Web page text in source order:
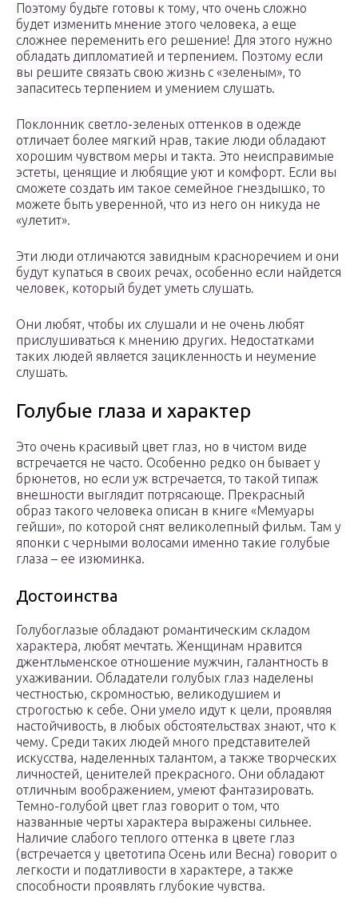
Поэтому будьте готовы к тому, что очень сложно
будет изменить мнение этого человека, а еще
сложнее переменить его решение! Для этого нужно
обладать дипломатией и терпением. Поэтому если
вы решите связать свою жизнь с «зеленым», то
запаситесь терпением и умением слушать.
Поклонник светло-зеленых оттенков в одежде
отличает более мягкий нрав, такие люди обладают
хорошим чувством меры и такта. Это неисправимые
эстеты, ценящие и любящие уют и комфорт. Если вы
сможете создать им такое семейное гнездышко, то
можете быть уверенной, что из него он никуда не
«улетит».
Эти люди отличаются завидным красноречием и они
будут купаться в своих речах, особенно если найдется
человек, который будет уметь слушать.
Они любят, чтобы их слушали и не очень любят
прислушиваться к мнению других. Недостатками
таких людей является зацикленность и неумение
слушать.
Голубые глаза и характер
Это очень красивый цвет глаз, но в чистом виде
встречается не часто. Особенно редко он бывает у
брюнетов, но если уж встречается, то такой типаж
внешности выглядит потрясающе. Прекрасный
образ такого человека описан в книге «Мемуары
гейши», по которой снят великолепный фильм. Там у
японки с черными волосами именно такие голубые
глаза – ее изюминка.
Достоинства
Голубоглазые обладают романтическим складом
характера, любят мечтать. Женщинам нравится
джентльменское отношение мужчин, галантность в
ухаживании. Обладатели голубых глаз наделены
честностью, скромностью, великодушием и
строгостью к себе. Они умело идут к цели, проявляя
настойчивость, в любых обстоятельствах знают, что к
чему. Среди таких людей много представителей
искусства, наделенных талантом, а также творческих
личностей, ценителей прекрасного. Они обладают
отличным воображением, умеют фантазировать.
Темно-голубой цвет глаз говорит о том, что
названные черты характера выражены сильнее.
Наличие слабого теплого оттенка в цвете глаз
(встречается у цветотипа Осень или Весна) говорит о
легкости и податливости в характере, а также
способности проявлять глубокие чувства.